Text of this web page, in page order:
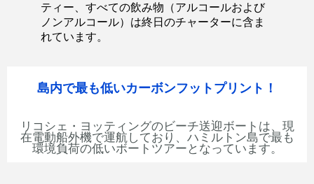
ティー、すべての飲み物（アルコールおよび
ノンアルコール）は終日のチャーターに含ま
れています。
島内で最も低いカーボンフットプリント！
リコシェ・ヨッティングのビーチ送迎ボートは、現
在電動船外機で運航しており、ハミルトン島で最も
環境負荷の低いボートツアーとなっています。